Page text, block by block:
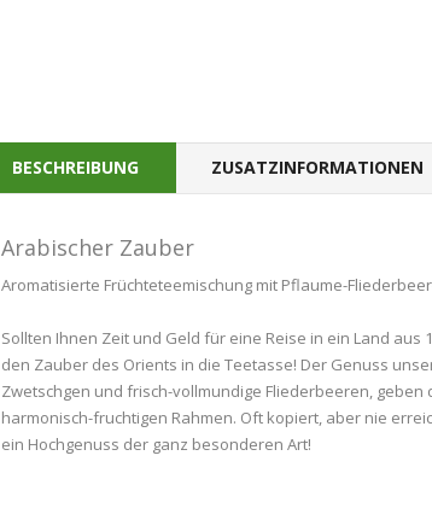
BESCHREIBUNG ZUSATZINFORMATIONEN
Arabischer Zauber
Aromatisierte Früchteteemischung mit Pflaume-
Sollten Ihnen Zeit und Geld für eine Reise in ein Land
den Zauber des Orients in die Teetasse! Der Genuss
Zwetschgen und frisch-vollmundige Fliederbeeren,
harmonisch-fruchtigen Rahmen. Oft kopiert, aber nie
ein Hochgenuss der ganz besonderen Art!